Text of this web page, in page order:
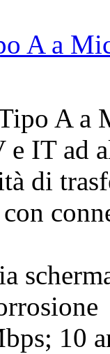
A a
A a
IT ad
di
10